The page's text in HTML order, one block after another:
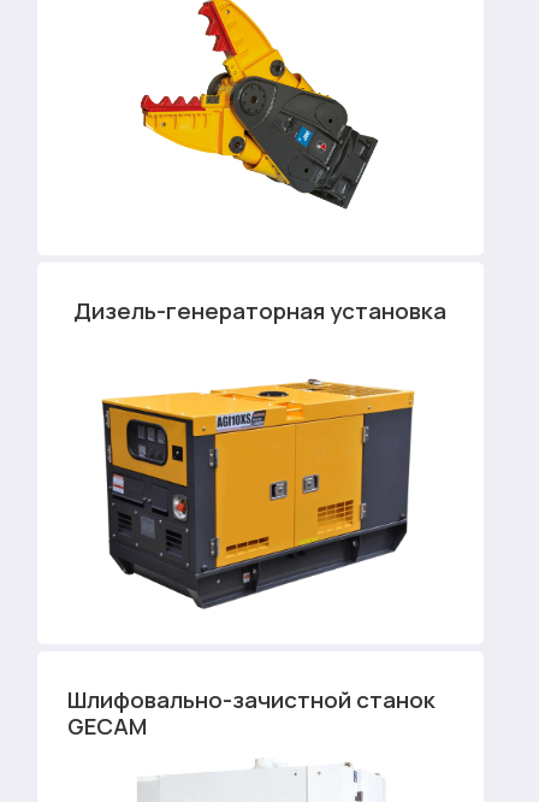
Дизель-генераторная установка
Шлифовально-зачистной станок
GECAM